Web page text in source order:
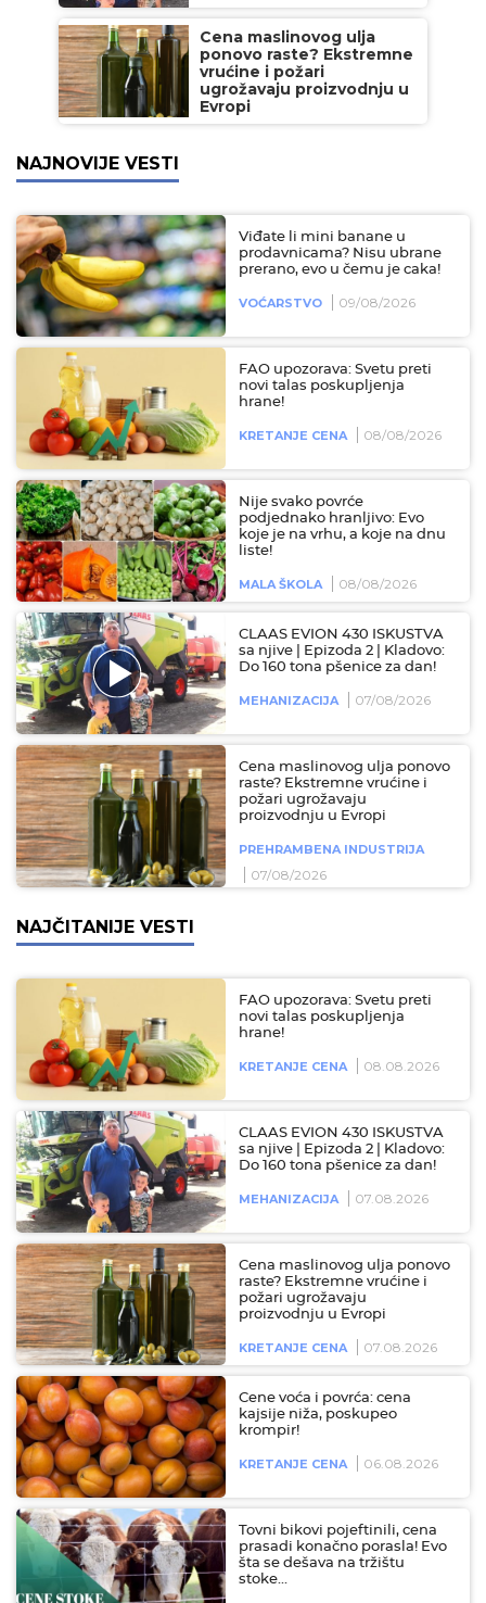
Cena maslinovog ulja
ponovo raste? Ekstremne
vrućine i požari
ugrožavaju proizvodnju u
Evropi
NAJNOVIJE VESTI
Viđate li mini banane u
prodavnicama? Nisu ubrane
prerano, evo u čemu je caka!
VOĆARSTVO 09/08/2026
FAO upozorava: Svetu preti
novi talas poskupljenja
hrane!
KRETANJE CENA 08/08/2026
Nije svako povrće
podjednako hranljivo: Evo
koje je na vrhu, a koje na dnu
liste!
MALA ŠKOLA 08/08/2026
CLAAS EVION 430 ISKUSTVA
sa njive | Epizoda 2 | Kladovo:
Do 160 tona pšenice za dan!
MEHANIZACIJA 07/08/2026
Cena maslinovog ulja ponovo
raste? Ekstremne vrućine i
požari ugrožavaju
proizvodnju u Evropi
PREHRAMBENA INDUSTRIJA
07/08/2026
NAJČITANIJE VESTI
FAO upozorava: Svetu preti
novi talas poskupljenja
hrane!
KRETANJE CENA 08.08.2026
CLAAS EVION 430 ISKUSTVA
sa njive | Epizoda 2 | Kladovo:
Do 160 tona pšenice za dan!
MEHANIZACIJA 07.08.2026
Cena maslinovog ulja ponovo
raste? Ekstremne vrućine i
požari ugrožavaju
proizvodnju u Evropi
KRETANJE CENA 07.08.2026
Cene voća i povrća: cena
kajsije niža, poskupeo
krompir!
KRETANJE CENA 06.08.2026
Tovni bikovi pojeftinili, cena
prasadi konačno porasla! Evo
šta se dešava na tržištu
stoke…